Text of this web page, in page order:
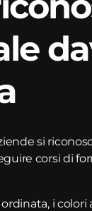
si
corsi di
ordinata, i